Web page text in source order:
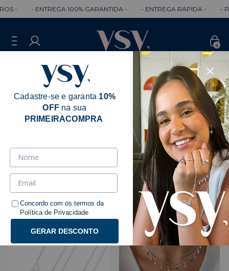
100% GARANTIDA - - ENTREGA RÁPIDA - - PARCELE em 3x
0
Influencers
Filtrar
Cadastre-se e garanta 10%
OFF na sua
PRIMEIRACOMPRA
Concordo com os termos da
Política de Privacidade
GERAR DESCONTO